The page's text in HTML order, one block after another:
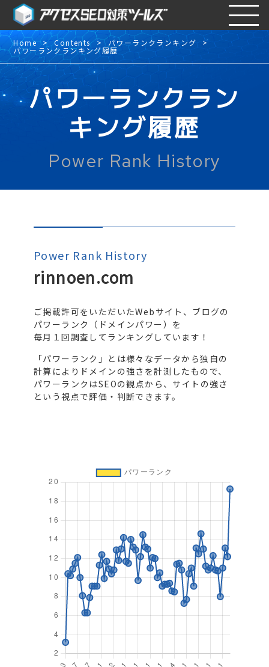
Home Contents パワーランクランキング
パワーランクランキング履歴
パワーランクラン
キング履歴
Power Rank History
Power Rank History
rinnoen.com
ご掲載許可をいただいたWebサイト、ブログの
パワーランク（ドメインパワー）を
毎月１回調査してランキングしています！
「パワーランク」とは様々なデータから独自の
計算によりドメインの強さを計測したもので、
パワーランクはSEOの観点から、サイトの強さ
という視点で評価・判断できます。